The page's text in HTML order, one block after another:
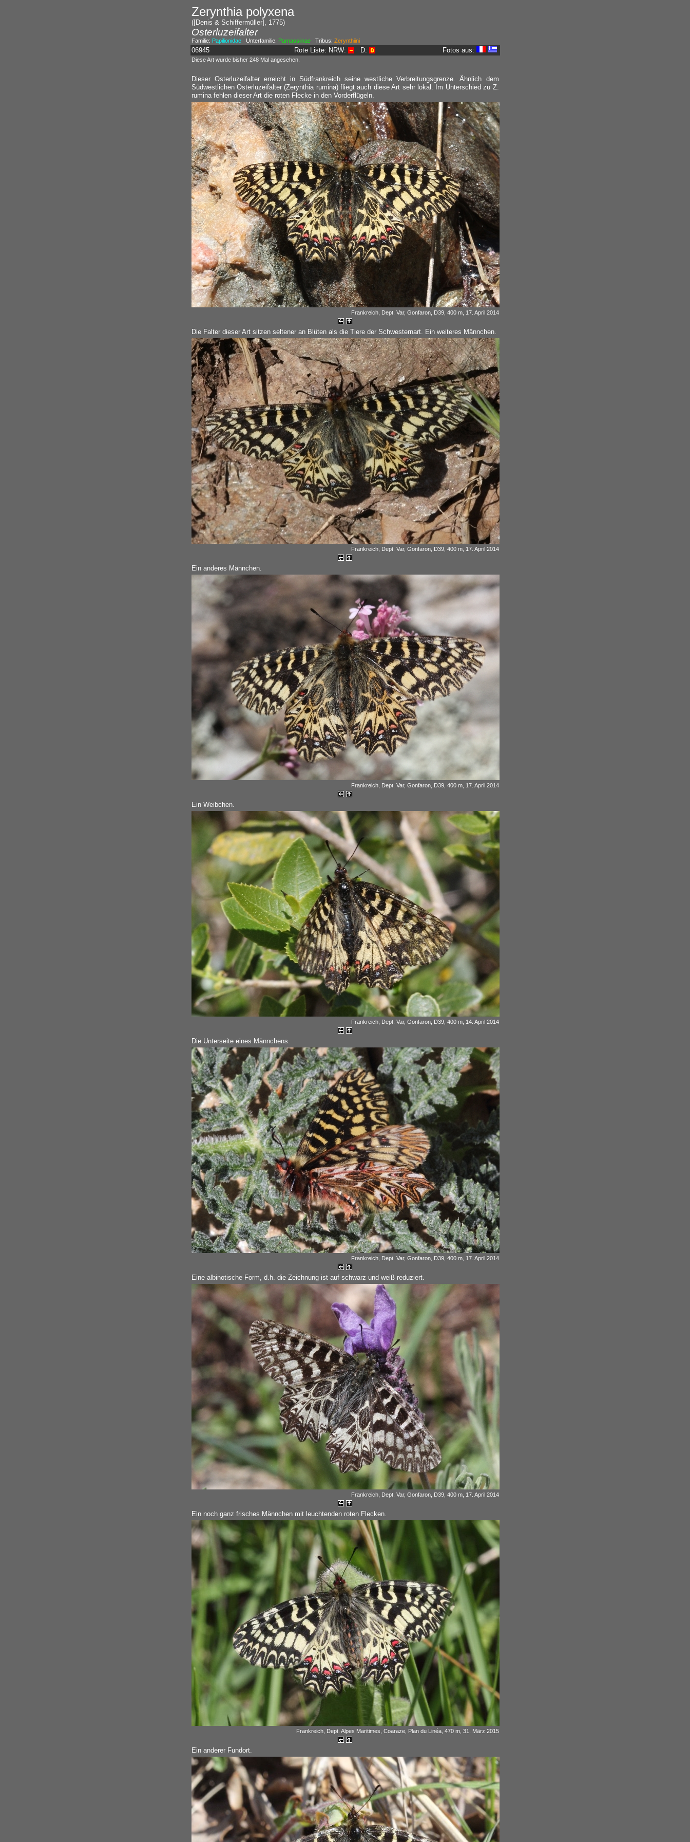
Zerynthia polyxena
([Denis & Schiffermüller], 1775)
Osterluzeifalter
Familie: PapilionidaeUnterfamilie: ParnassiinaeTribus: Zerynthiini
06945 Rote Liste: NRW: D: Fotos aus:
Diese Art wurde bisher 248 Mal angesehen.
Dieser Osterluzeifalter erreicht in Südfrankreich seine westliche Verbreitungsgrenze. Ähnlich dem
Südwestlichen Osterluzeifalter (Zerynthia rumina) fliegt auch diese Art sehr lokal. Im Unterschied zu Z.
rumina fehlen dieser Art die roten Flecke in den Vorderflügeln.
Frankreich, Dept. Var, Gonfaron, D39, 400 m, 17. April 2014
Die Falter dieser Art sitzen seltener an Blüten als die Tiere der Schwesternart. Ein weiteres Männchen.
Frankreich, Dept. Var, Gonfaron, D39, 400 m, 17. April 2014
Ein anderes Männchen.
Frankreich, Dept. Var, Gonfaron, D39, 400 m, 17. April 2014
Ein Weibchen.
Frankreich, Dept. Var, Gonfaron, D39, 400 m, 14. April 2014
Die Unterseite eines Männchens.
Frankreich, Dept. Var, Gonfaron, D39, 400 m, 17. April 2014
Eine albinotische Form, d.h. die Zeichnung ist auf schwarz und weiß reduziert.
Frankreich, Dept. Var, Gonfaron, D39, 400 m, 17. April 2014
Ein noch ganz frisches Männchen mit leuchtenden roten Flecken.
Frankreich, Dept. Alpes Maritimes, Coaraze, Plan du Linéa, 470 m, 31. März 2015
Ein anderer Fundort.